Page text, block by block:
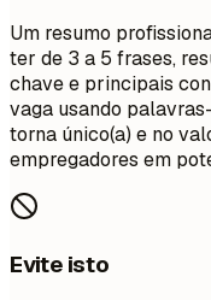
Um resumo
ter de 3 a 5 frases,
chave e principais
vaga usando
torna único(a) e no
empregadores em
Evite isto